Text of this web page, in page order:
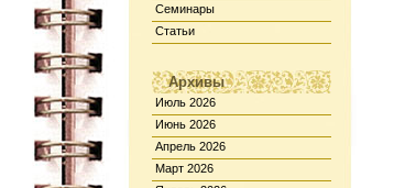
Семинары
Статьи
Архивы
Июль 2026
Июнь 2026
Апрель 2026
Март 2026